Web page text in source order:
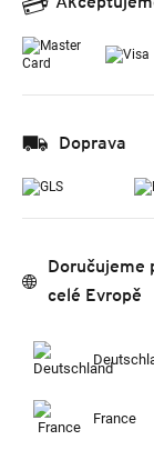
Doprava
Doručujeme
celé Evropě
France